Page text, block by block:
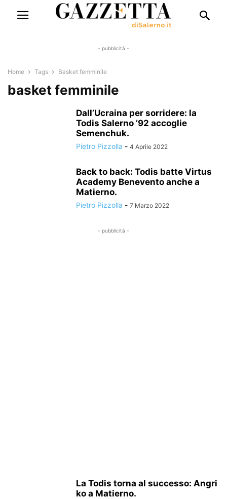
- pubblicità -
Home Tags Basket femminile
basket femminile
Dall’Ucraina per sorridere: la
Todis Salerno ’92 accoglie
Semenchuk.
Pietro Pizzolla - 4 Aprile 2022
Back to back: Todis batte Virtus
Academy Benevento anche a
Matierno.
Pietro Pizzolla - 7 Marzo 2022
- pubblicità -
La Todis torna al successo: Angri
ko a Matierno.